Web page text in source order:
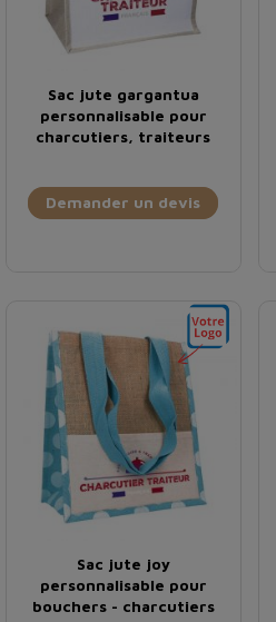
Sac jute gargantua
personnalisable pour
charcutiers, traiteurs
Demander un devis
Sac jute joy
personnalisable pour
bouchers - charcutiers